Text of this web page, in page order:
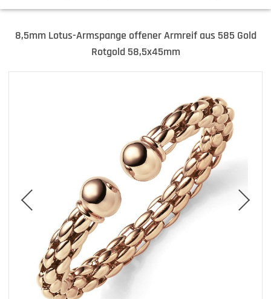
8,5mm Lotus-Armspange offener Armreif aus 585 Gold
Rotgold 58,5x45mm